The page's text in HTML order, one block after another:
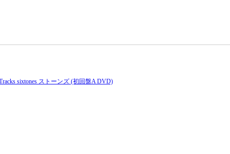
sixtones ストーンズ (初回盤A DVD)